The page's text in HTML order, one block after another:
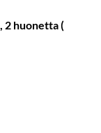
2 huonetta (